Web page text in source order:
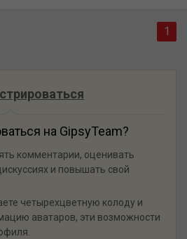
1
на GipsyTeam?
комментарии, оценивать
и повышать свой
четырехцветную колоду и
аватаров, эти возможности